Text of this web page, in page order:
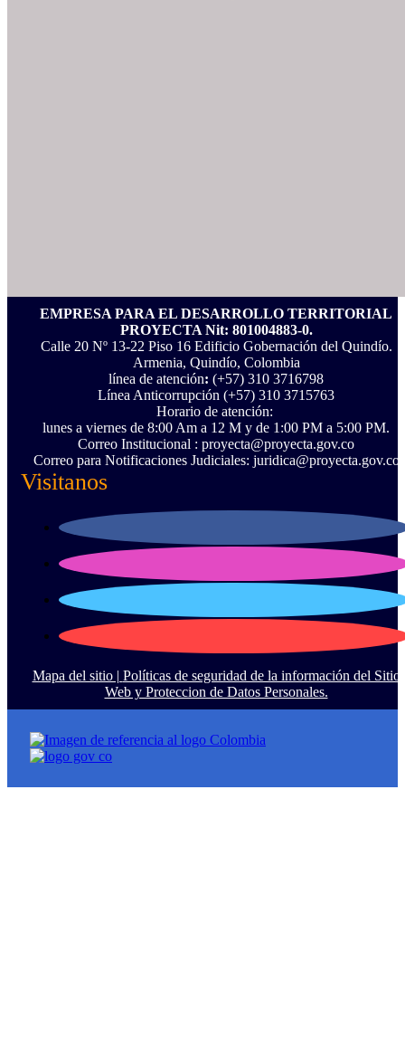
EMPRESA PARA EL DESARROLLO TERRITORIAL
PROYECTA Nit: 801004883-0.
Calle 20 Nº 13-22 Piso 16 Edificio Gobernación del Quindío.
Armenia, Quindío, Colombia
línea de atención: (+57) 310 3716798
Línea Anticorrupción ‪(+57) 310 3715763‬
Horario de atención:
lunes a viernes de 8:00 Am a 12 M y de 1:00 PM a 5:00 PM.
Correo Institucional : proyecta@proyecta.gov.co
Correo para Notificaciones Judiciales: juridica@proyecta.gov.co
Visitanos
Mapa del sitio | Políticas de seguridad de la información del Sitio
Web y Proteccion de Datos Personales.